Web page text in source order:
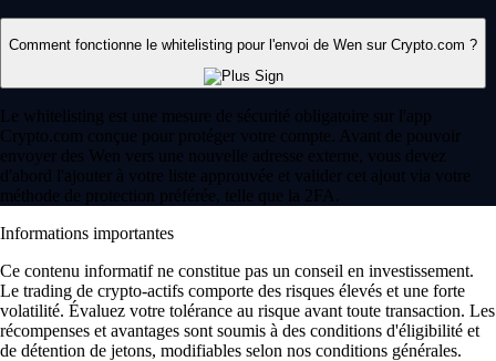
Comment fonctionne le whitelisting pour l'envoi de Wen sur Crypto.com ?
Le whitelisting est une mesure de sécurité obligatoire sur l'app
Crypto.com conçue pour protéger votre compte. Avant de pouvoir
envoyer des Wen vers une nouvelle adresse externe, vous devez
d'abord l'ajouter à votre liste approuvée et valider cet ajout via votre
méthode de protection préférée, telle que la 2FA.
Informations importantes
Ce contenu informatif ne constitue pas un conseil en investissement.
Le trading de crypto-actifs comporte des risques élevés et une forte
volatilité. Évaluez votre tolérance au risque avant toute transaction. Les
récompenses et avantages sont soumis à des conditions d'éligibilité et
de détention de jetons, modifiables selon nos conditions générales.